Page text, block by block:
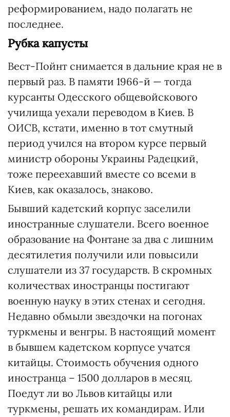
реформированием, надо полагать не
последнее.
Рубка капусты
Вест-Пойнт снимается в дальние края не в
первый раз. В памяти 1966-й — тогда
курсанты Одесского общевойскового
училища уехали переводом в Киев. В
ОИСВ, кстати, именно в тот смутный
период учился на втором курсе первый
министр обороны Украины Радецкий,
тоже переехавший вместе со всеми в
Киев, как оказалось, знаково.
Бывший кадетский корпус заселили
иностранные слушатели. Всего военное
образование на Фонтане за два с лишним
десятилетия получили или повысили
слушатели из 37 государств. В скромных
количествах иностранцы постигают
военную науку в этих стенах и сегодня.
Недавно обмыли звездочки на погонах
туркмены и венгры. В настоящий момент
в бывшем кадетском корпусе учатся
китайцы. Стоимость обучения одного
иностранца – 1500 долларов в месяц.
Поедут ли во Львов китайцы или
туркмены, решать их командирам. Или